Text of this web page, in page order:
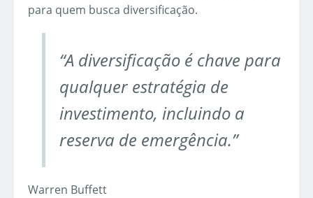
para quem busca diversificação.
“A diversificação é chave para
qualquer estratégia de
investimento, incluindo a
reserva de emergência.”
Warren Buffett